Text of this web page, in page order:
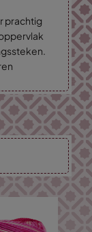
prachtig